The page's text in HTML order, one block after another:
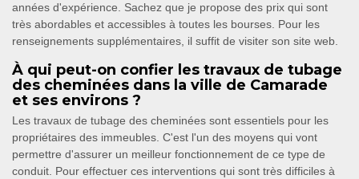
années d'expérience. Sachez que je propose des prix qui sont
très abordables et accessibles à toutes les bourses. Pour les
renseignements supplémentaires, il suffit de visiter son site web.
À qui peut-on confier les travaux de tubage
des cheminées dans la ville de Camarade
et ses environs ?
Les travaux de tubage des cheminées sont essentiels pour les
propriétaires des immeubles. C'est l'un des moyens qui vont
permettre d'assurer un meilleur fonctionnement de ce type de
conduit. Pour effectuer ces interventions qui sont très difficiles à